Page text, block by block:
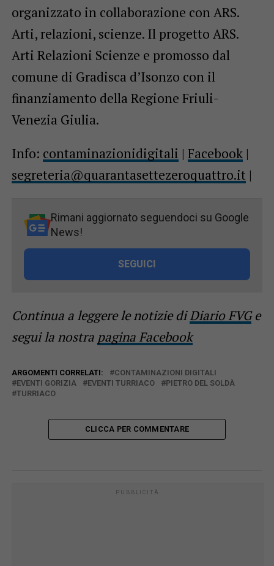
organizzato in collaborazione con ARS.
Arti, relazioni, scienze. Il progetto ARS.
Arti Relazioni Scienze e promosso dal
comune di Gradisca d’Isonzo con il
finanziamento della Regione Friuli-
Venezia Giulia.
Info: contaminazionidigitali | Facebook|
segreteria@quarantasettezeroquattro.it |
Rimani aggiornato seguendoci su Google
News!
SEGUICI
Continua a leggere le notizie diDiario FVGe
segui la nostra pagina Facebook
ARGOMENTI CORRELATI:
CONTAMINAZIONI DIGITALI
EVENTI GORIZIA
EVENTI TURRIACO
PIETRO DEL SOLDÀ
TURRIACO
CLICCA PER COMMENTARE
PUBBLICITÀ